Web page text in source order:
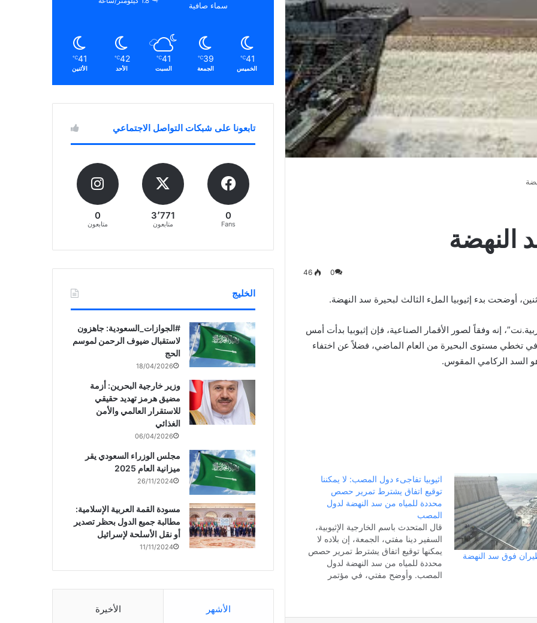
النهضة
0
46
أوضحت بدء إثيوبيا الملء الثالث لبحيرة سد النهضة.
إنه وفقاً لصور الأقمار الصناعية، فإن إثيوبيا بدأت أمس
في تخطي مستوى البحيرة من العام الماضي، فضلاً عن اختفاء
السد الركامي المقوس.
فوق سد النهضة
اثيوبيا تفاجىء دول المصب: لا يمكننا
توقيع اتفاق يشترط تمرير حصص
محددة للمياه من سد النهضة لدول
المصب
قال المتحدث باسم الخارجية الإثيوبية،
السفير دينا مفتي، الجمعة، إن بلاده لا
يمكنها توقيع اتفاق يشترط تمرير حصص
محددة للمياه من سد النهضة لدول
المصب. وأوضح مفتي، في مؤتمر
سماء صافية
41
℃
الخميس
39
℃
الجمعة
41
℃
السبت
42
℃
الأحد
41
℃
الأثنين
تابعونا على شبكات التواصل الاجتماعي
0
Fans
3٬771
متابعون
0
متابعون
الخليج
‏‎#الجوازات_السعودية: جاهزون
لاستقبال ضيوف الرحمن لموسم
الحج
18/04/2026
وزير خارجية البحرين: أزمة
مضيق هرمز تهديد حقيقي
للاستقرار العالمي والأمن
الغذائي
06/04/2026
مجلس الوزراء السعودي يقر
ميزانية العام 2025
26/11/2024
مسودة القمة العربية الإسلامية:
مطالبة جميع الدول بحظر تصدير
أو نقل الأسلحة لإسرائيل
11/11/2024
الأشهر الأخيرة